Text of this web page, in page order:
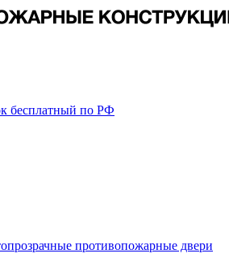
бесплатный по РФ
противопожарные двери